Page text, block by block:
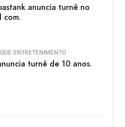
anuncia turnê no
com.
ENTRETENIMENTO
turnê de 10 anos.